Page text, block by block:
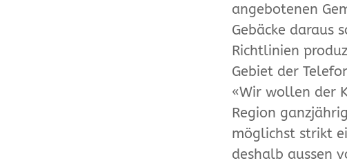
angebotenen
Gebäcke daraus
Richtlinien
Gebiet der
«Wir wollen der
Region
möglichst strikt
deshalb aussen